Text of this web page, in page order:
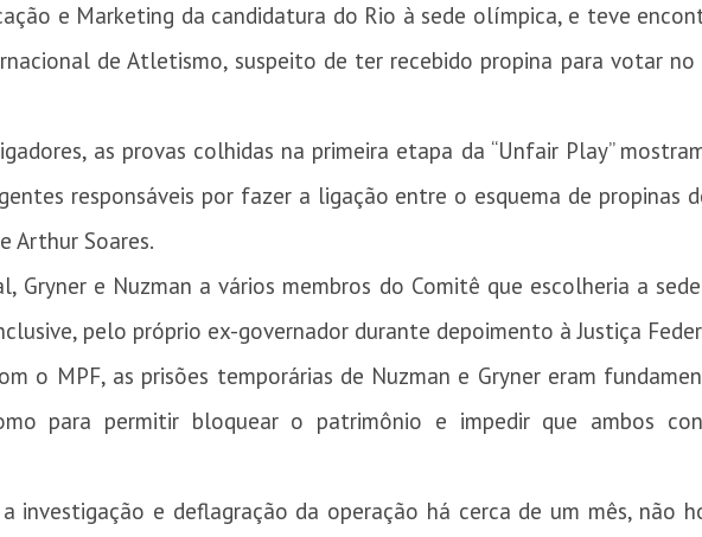
e Marketing da candidatura do Rio à sede olímpica, e teve
de Atletismo, suspeito de ter recebido propina para votar no
as provas colhidas na primeira etapa da “Unfair Play”
responsáveis por fazer a ligação entre o esquema de propinas
Arthur Soares.
Gryner e Nuzman a vários membros do Comitê que escolheria a
pelo próprio ex-governador durante depoimento à Justiça
o MPF, as prisões temporárias de Nuzman e Gryner eram
para permitir bloquear o patrimônio e impedir que ambos
investigação e deflagração da operação há cerca de um mês, não